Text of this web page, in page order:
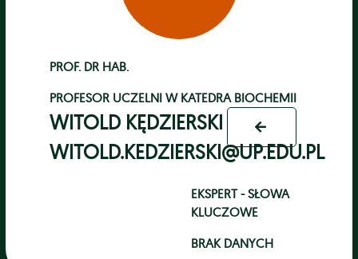
PROF. DR HAB.
PROFESOR UCZELNI W KATEDRA BIOCHEMII
WITOLD KĘDZIERSKI
WITOLD.KEDZIERSKI@UP.EDU.PL
EKSPERT - SŁOWA
KLUCZOWE
BRAK DANYCH